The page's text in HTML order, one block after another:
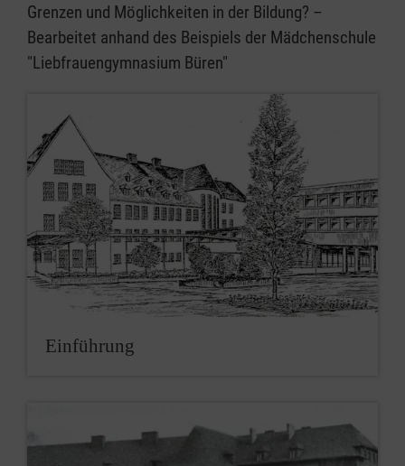
Grenzen und Möglichkeiten in der Bildung? –
Bearbeitet anhand des Beispiels der Mädchenschule
"Liebfrauengymnasium Büren"
Einführung